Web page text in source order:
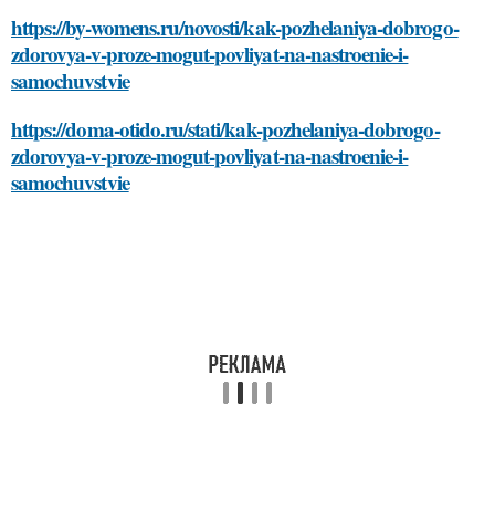
https://by-womens.ru/novosti/kak-pozhelaniya-dobrogo-
zdorovya-v-proze-mogut-povliyat-na-nastroenie-i-
samochuvstvie
https://doma-otido.ru/stati/kak-pozhelaniya-dobrogo-
zdorovya-v-proze-mogut-povliyat-na-nastroenie-i-
samochuvstvie